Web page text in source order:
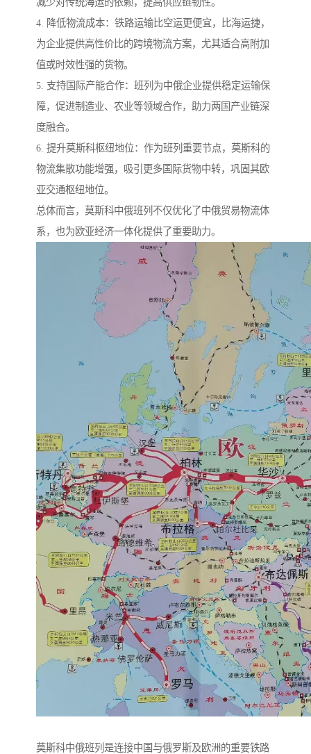
减少对传统海运的依赖，提高供应链韧性。
4. 降低物流成本：铁路运输比空运更便宜，比海运捷，
为企业提供高性价比的跨境物流方案，尤其适合高附加
值或时效性强的货物。
5. 支持国际产能合作：班列为中俄企业提供稳定运输保
障，促进制造业、农业等领域合作，助力两国产业链深
度融合。
6. 提升莫斯科枢纽地位：作为班列重要节点，莫斯科的
物流集散功能增强，吸引更多国际货物中转，巩固其欧
亚交通枢纽地位。
总体而言，莫斯科中俄班列不仅优化了中俄贸易物流体
系，也为欧亚经济一体化提供了重要助力。
莫斯科中俄班列是连接中国与俄罗斯及欧洲的重要铁路